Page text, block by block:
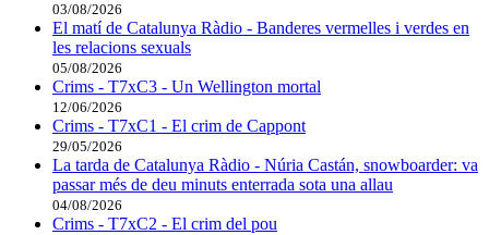
03/08/2026
El matí de Catalunya Ràdio - Banderes vermelles i verdes en
les relacions sexuals
05/08/2026
Crims - T7xC3 - Un Wellington mortal
12/06/2026
Crims - T7xC1 - El crim de Cappont
29/05/2026
La tarda de Catalunya Ràdio - Núria Castán, snowboarder: va
passar més de deu minuts enterrada sota una allau
04/08/2026
Crims - T7xC2 - El crim del pou